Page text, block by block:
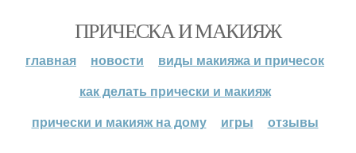
ПРИЧЕСКА И МАКИЯЖ
главная новости
виды макияжа и причесок
как делать прически и макияж
прически и макияж на дому
игры отзывы